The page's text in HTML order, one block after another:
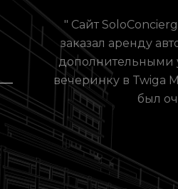
" Сайт
заказал аренду
дополнительными
вечеринку в Twiga
был